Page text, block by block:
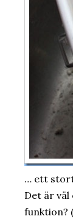
… ett stort
Det är väl
funktion?